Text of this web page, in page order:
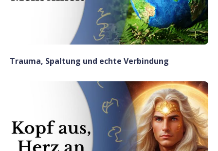
Trauma, Spaltung und echte Verbindung